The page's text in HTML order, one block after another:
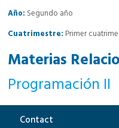
Año: Segundo año
Cuatrimestre: Primer
Materias
Programación II
Contact